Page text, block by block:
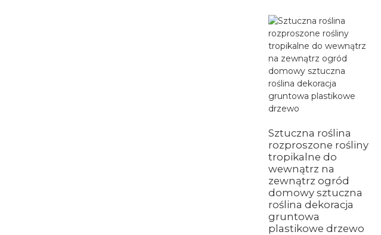
Sztuczna roślina
rozproszone rośliny
tropikalne do
wewnątrz na
zewnątrz ogród
domowy sztuczna
roślina dekoracja
gruntowa
plastikowe drzewo